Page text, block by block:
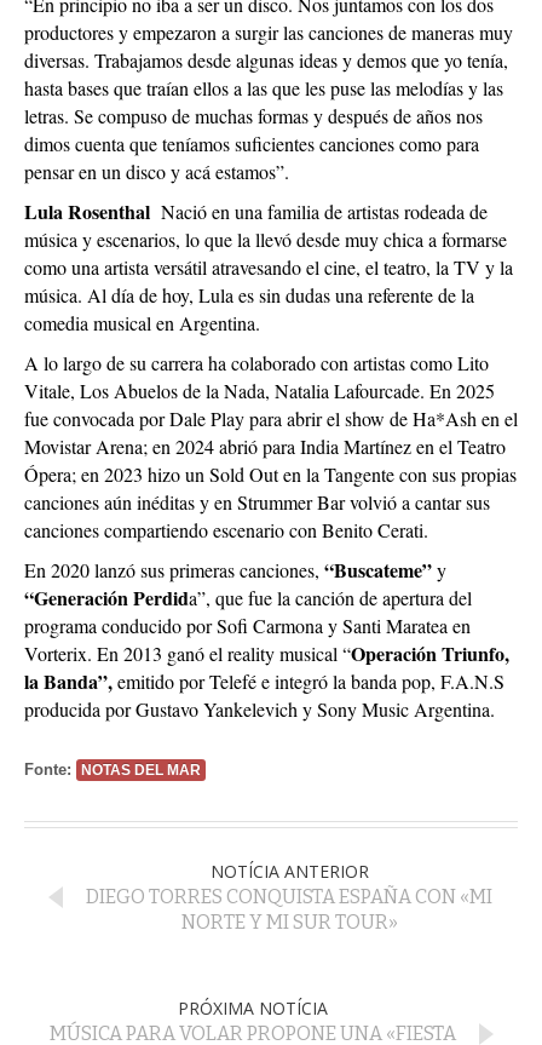
productores y empezaron a surgir las canciones de maneras muy
diversas. Trabajamos desde algunas ideas y demos que yo tenía,
hasta bases que traían ellos a las que les puse las melodías y las
letras. Se compuso de muchas formas y después de años nos
dimos cuenta que teníamos suficientes canciones como para
pensar en un disco y acá estamos”.
Lula Rosenthal Nació en una familia de artistas rodeada de
música y escenarios, lo que la llevó desde muy chica a formarse
como una artista versátil atravesando el cine, el teatro, la TV y la
música. Al día de hoy, Lula es sin dudas una referente de la
comedia musical en Argentina.
A lo largo de su carrera ha colaborado con artistas como Lito
Vitale, Los Abuelos de la Nada, Natalia Lafourcade. En 2025
fue convocada por Dale Play para abrir el show de Ha*Ash en el
Movistar Arena; en 2024 abrió para India Martínez en el Teatro
Ópera; en 2023 hizo un Sold Out en la Tangente con sus propias
canciones aún inéditas y en Strummer Bar volvió a cantar sus
canciones compartiendo escenario con Benito Cerati.
En 2020 lanzó sus primeras canciones, “Buscateme”y
“Generación Perdida”, que fue la canción de apertura del
programa conducido por Sofi Carmona y Santi Maratea en
Vorterix. En 2013 ganó el reality musical “Operación Triunfo,
la Banda”,emitido por Telefé e integró la banda pop, F.A.N.S
producida por Gustavo Yankelevich y Sony Music Argentina.
Fonte: NOTAS DEL MAR
NOTÍCIA ANTERIOR
DIEGO TORRES CONQUISTA ESPAÑA CON «MI
NORTE Y MI SUR TOUR»
PRÓXIMA NOTÍCIA
MÚSICA PARA VOLAR PROPONE UNA «FIESTA